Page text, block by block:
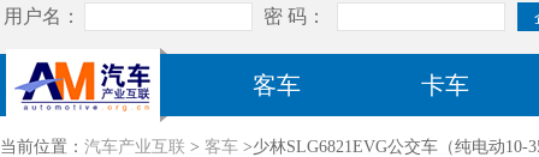
客车 卡车
当前位置： 汽车产业互联 > 客车 >少林SLG6821EVG公交车（纯电动10-